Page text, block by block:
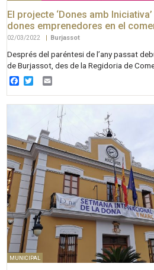
El projecte ‘Dones amb
dones emprenedores en el
02/03/2022 Burjassot
Després del paréntesi de l’any passat
de Burjassot, des de la Regidoria de
Facebook
Twitter
MUNICIPAL